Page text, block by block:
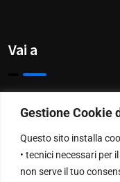
Gestione Cookie
Questo sito installa
• tecnici necessari per
non serve il tuo
Vai a
Chi Siamo
Contattaci